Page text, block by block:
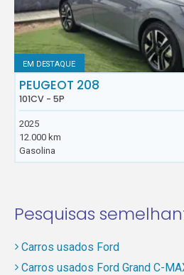
EM DESTAQUE
PEUGEOT 208
101CV - 5P
2025
12.000 km
Gasolina
Pesquisas
Carros usados Ford
Carros usados Ford Grand C-